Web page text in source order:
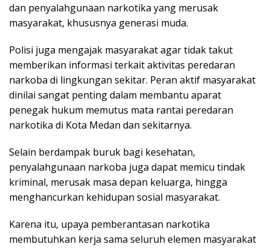
dan penyalahgunaan narkotika yang merusak
masyarakat, khususnya generasi muda.
Polisi juga mengajak masyarakat agar tidak takut
memberikan informasi terkait aktivitas peredaran
narkoba di lingkungan sekitar. Peran aktif masyarakat
dinilai sangat penting dalam membantu aparat
penegak hukum memutus mata rantai peredaran
narkotika di Kota Medan dan sekitarnya.
Selain berdampak buruk bagi kesehatan,
penyalahgunaan narkoba juga dapat memicu tindak
kriminal, merusak masa depan keluarga, hingga
menghancurkan kehidupan sosial masyarakat.
Karena itu, upaya pemberantasan narkotika
membutuhkan kerja sama seluruh elemen masyarakat